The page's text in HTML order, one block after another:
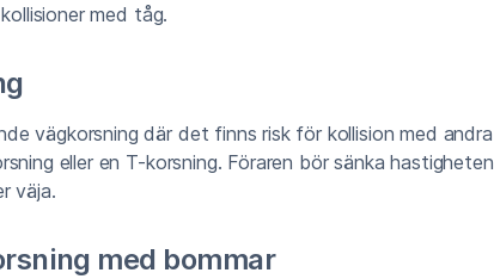
med tåg.
vägkorsning där det finns risk för kollision med andra
eller en T-korsning. Föraren bör sänka hastigheten
väja.
med bommar